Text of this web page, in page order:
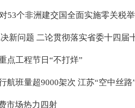
53个非洲建交国全面实施零关税
新问题 二论贯彻落实省委十四届
点工程节日“不打烊”
航班量超9000架次 江苏“空中丝路
市场热力四射